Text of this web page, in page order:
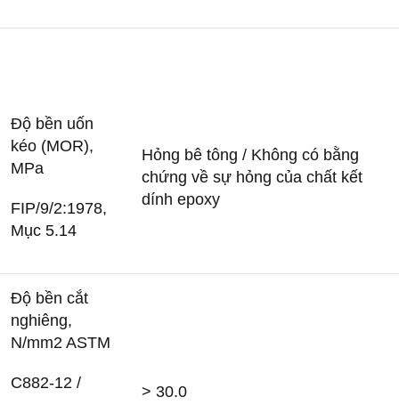
Độ bền uốn
kéo (MOR),
MPa
FIP/9/2:1978,
Mục 5.14
Hỏng bê tông / Không có bằng
chứng về sự hỏng của chất kết
dính epoxy
Độ bền cắt
nghiêng,
N/mm2 ASTM
C882-12 / > 30.0